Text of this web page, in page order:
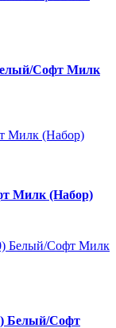
Софт Милк
Милк (Набор)
Белый/Софт